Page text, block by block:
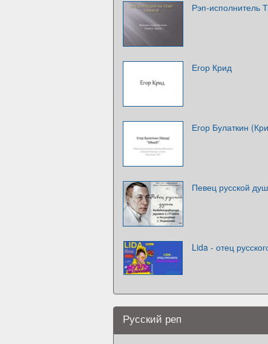
Рэп-исполнитель
Егор Крид
Егор Булаткин
Певец русской
Lida - отец
Русский реп